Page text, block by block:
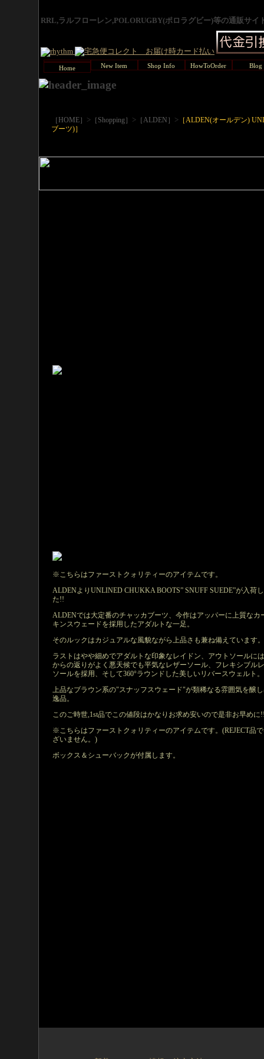
RRL,ラルフローレン,POLORUGBY(ポロラグビー)等の通販サ
Home New Item Shop Info HowToOrder Blog
［HOME］ > ［Shopping］ > ［ALDEN］ > ［ALDEN(オールデン)
ブーツ)］
※こちらはファーストクォリティーのアイテムです。
ALDENよりUNLINED CHUKKA BOOTS” SNUFF SUEDE”が入荷
た!!
ALDENでは大定番のチャッカブーツ、今作はアッパーに上質なカ
キンスウェードを採用したアダルトな一足。
そのルックはカジュアルな風貌ながら上品さも兼ね備えています。
ラストはやや細めでアダルトな印象なレイドン、アウトソールに
からの返りがよく悪天候でも平気なレザーソール、フレキシブル
ソールを採用、そして360°ラウンドした美しいリバースウェルト。
上品なブラウン系の"スナッフスウェード"が類稀なる雰囲気を醸
逸品。
このご時世,1st品でこの値段はかなりお求め安いので是非お早めに
※こちらはファーストクォリティーのアイテムです。(REJECT品
ざいません。)
ボックス＆シューバックが付属します。